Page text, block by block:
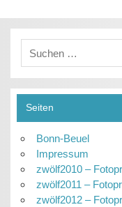
Seiten
Bonn-Beuel
Impressum
zwölf2010 –
zwölf2011 –
zwölf2012 –